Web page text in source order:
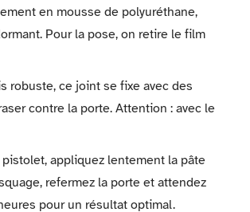
en mousse de polyuréthane,
Pour la pose, on retire le film
robuste, ce joint se fixe avec des
contre la porte. Attention : avec le
pistolet, appliquez lentement la pâte
refermez la porte et attendez
pour un résultat optimal.